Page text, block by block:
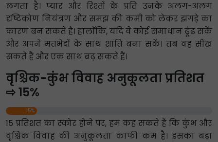
लगता है। प्यार और रिश्तों के प्रति उनके अलग-अलग
दृष्टिकोण नियंत्रण और समझ की कमी को लेकर झगड़े का
कारण बन सकते हैं। हालाँकि, यदि वे कोई समाधान ढूंढ सकें
और अपने मतभेदों के साथ शांति बना सकें। तब वह सीख
सकते हैं और एक साथ बढ़ सकते हैं।
वृश्चिक-कुंभ विवाह अनुकूलता प्रतिशत
⇨ 15%
15%
15 प्रतिशत का स्कोर होने पर, हम कह सकते हैं कि कुंभ और
वृश्चिक विवाह की अनुकूलता काफी कम है। इसका बड़ा